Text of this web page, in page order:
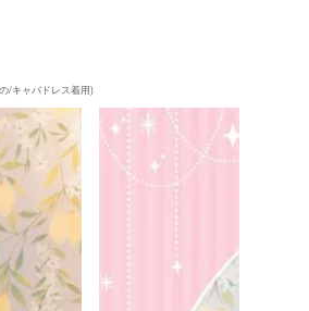
/キャバドレス着用)